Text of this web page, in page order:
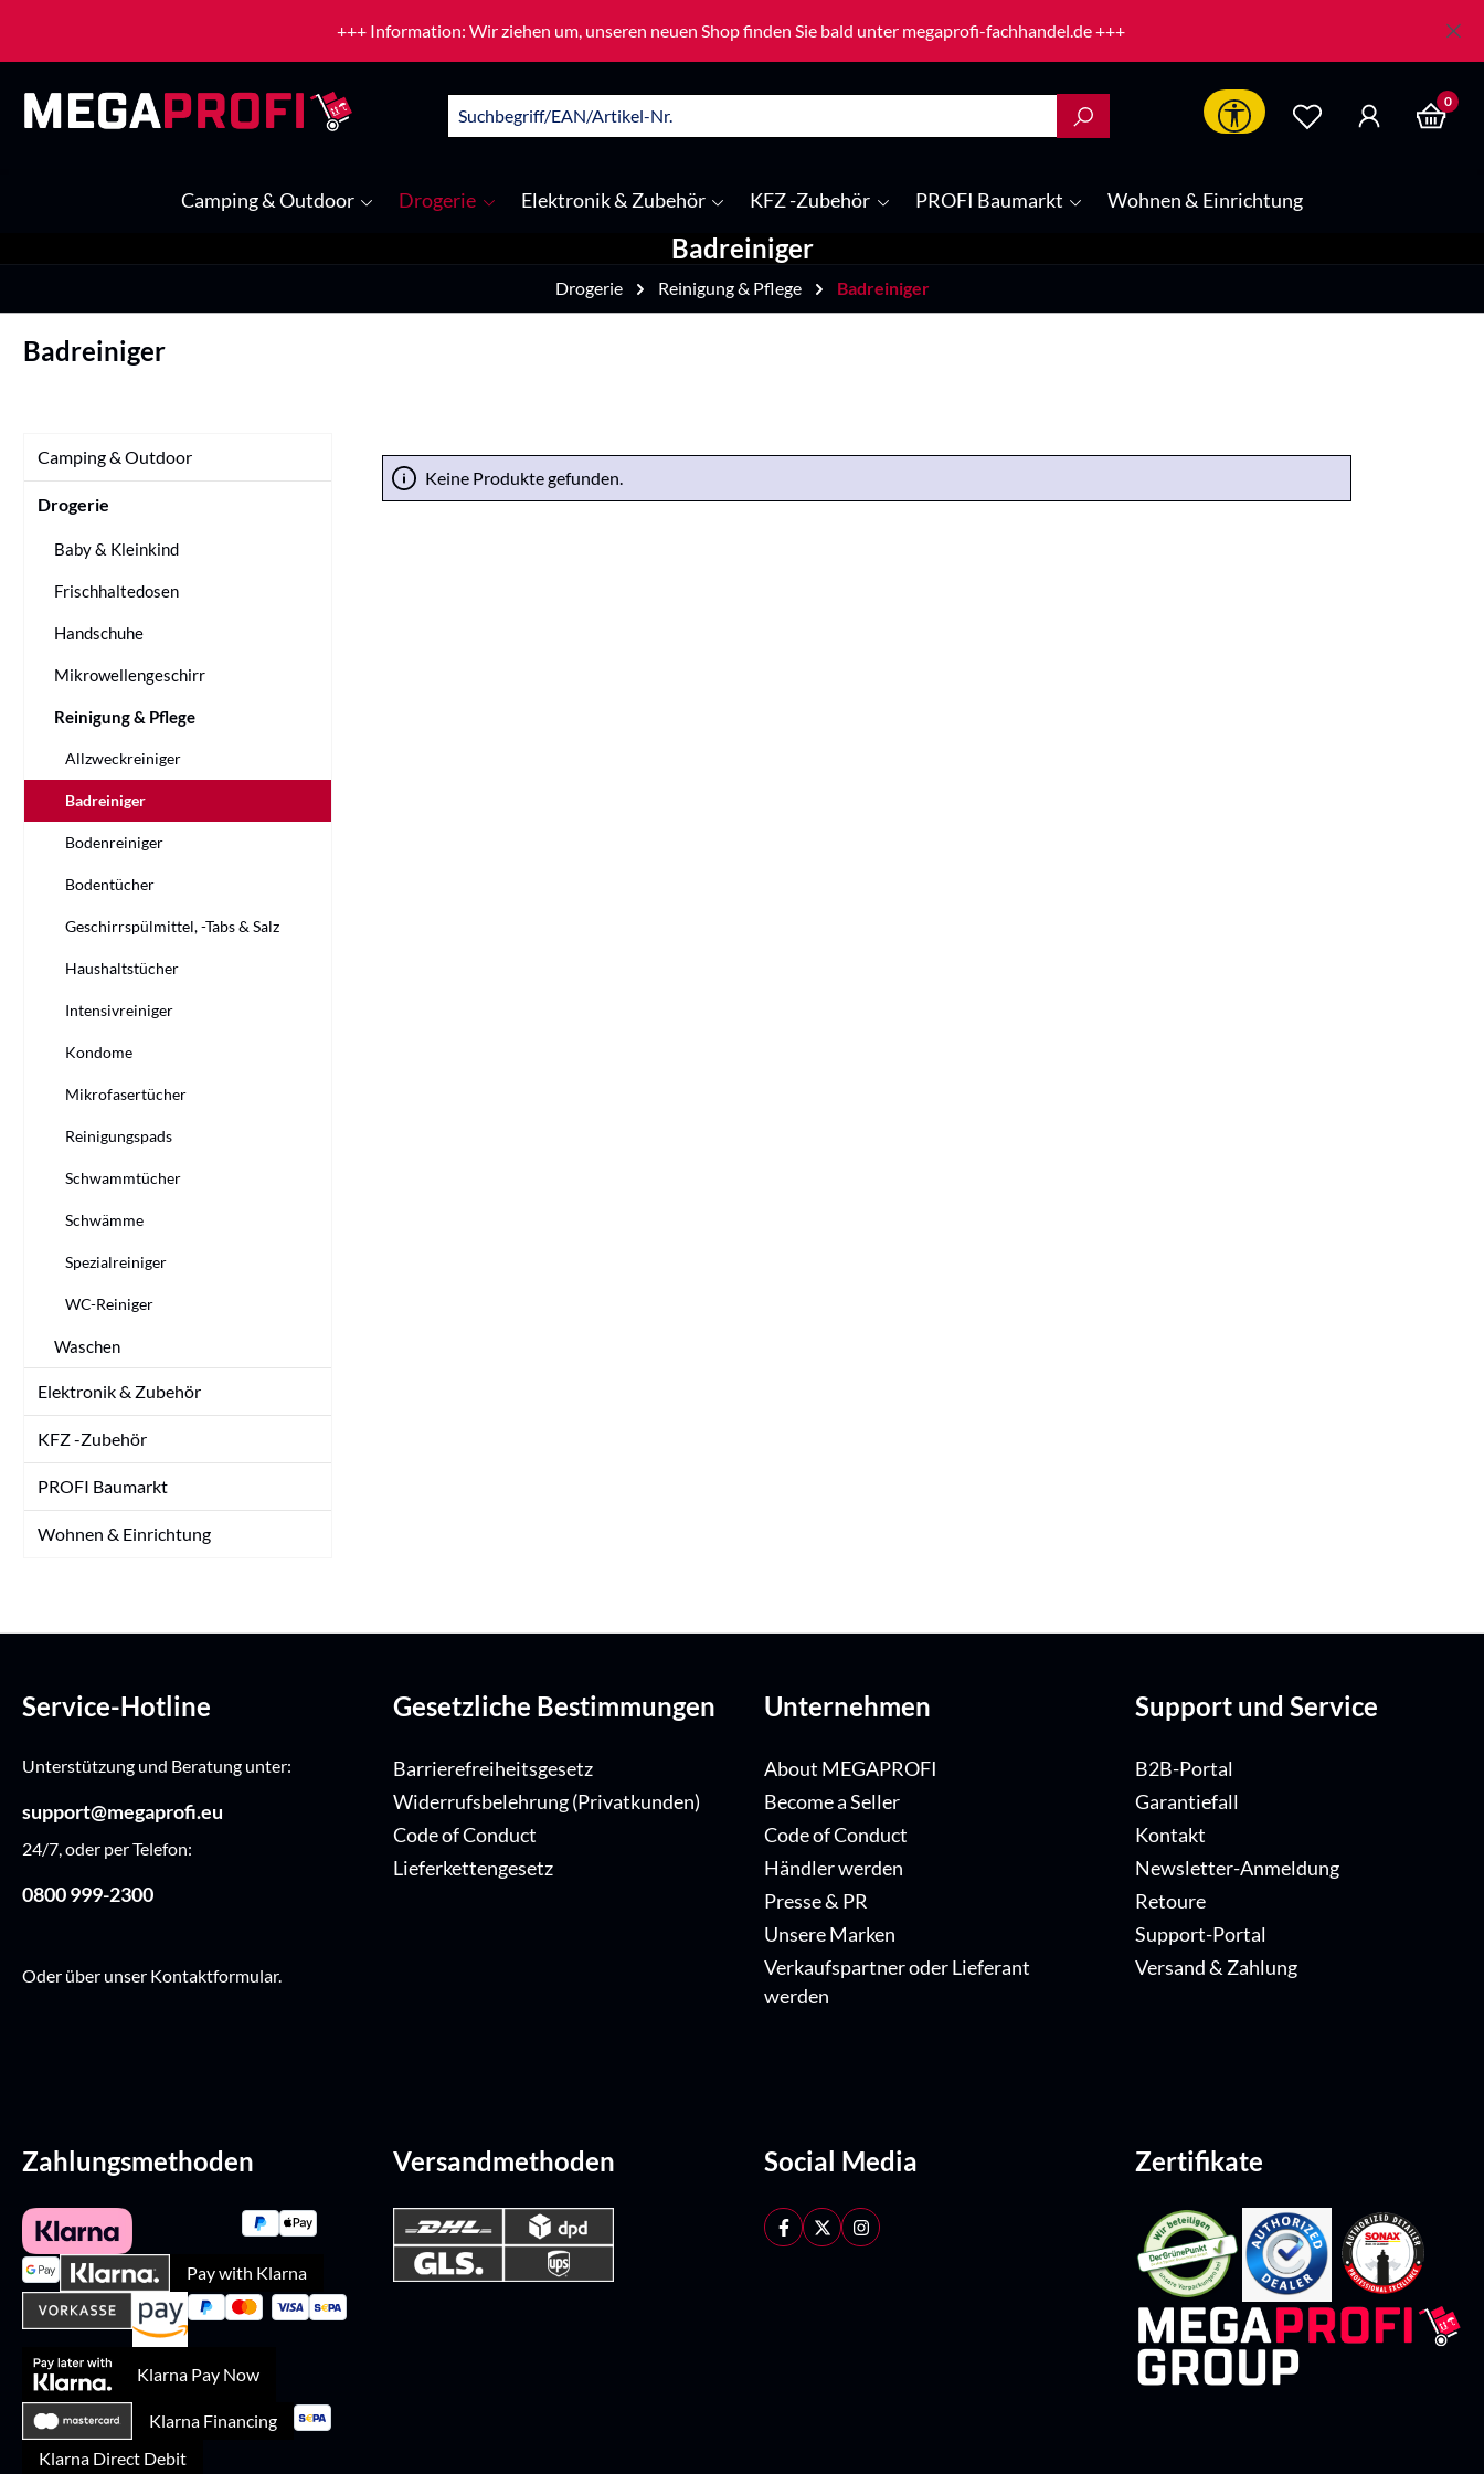
+++ Information: Wir ziehen um, unseren neuen Shop finden Sie bald unter megaprofi-fachhandel.de +++
Werkzeugleiste anzeigen
0
Camping & Outdoor Drogerie Elektronik & Zubehör KFZ -Zubehör PROFI Baumarkt Wohnen & Einrichtung
Badreiniger
Drogerie Reinigung & Pflege Badreiniger
Badreiniger
Camping & Outdoor
Drogerie
Baby & Kleinkind
Frischhaltedosen
Handschuhe
Mikrowellengeschirr
Reinigung & Pflege
Allzweckreiniger
Badreiniger
Bodenreiniger
Bodentücher
Geschirrspülmittel, -Tabs & Salz
Haushaltstücher
Intensivreiniger
Kondome
Mikrofasertücher
Reinigungspads
Schwammtücher
Schwämme
Spezialreiniger
WC-Reiniger
Waschen
Elektronik & Zubehör
KFZ -Zubehör
PROFI Baumarkt
Wohnen & Einrichtung
Keine Produkte gefunden.
Service-Hotline
Unterstützung und Beratung unter:
support@megaprofi.eu
24/7, oder per Telefon:
0800 999-2300
Oder über unser Kontaktformular.
Gesetzliche Bestimmungen
Barrierefreiheitsgesetz
Widerrufsbelehrung (Privatkunden)
Code of Conduct
Lieferkettengesetz
Unternehmen
About MEGAPROFI
Become a Seller
Code of Conduct
Händler werden
Presse & PR
Unsere Marken
Verkaufspartner oder Lieferant
werden
Support und Service
B2B-Portal
Garantiefall
Kontakt
Newsletter-Anmeldung
Retoure
Support-Portal
Versand & Zahlung
Zahlungsmethoden
Pay with Klarna
Klarna Pay Now
Klarna Financing
Klarna Direct Debit
Versandmethoden Social Media Zertifikate